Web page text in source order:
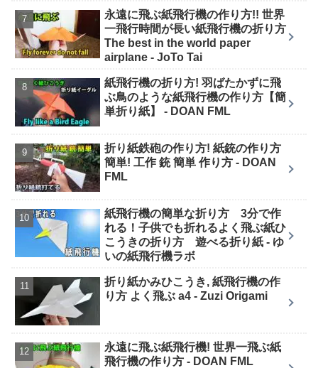
永遠に飛ぶ紙飛行機の作り方!! 世界
一飛行時間が長い紙飛行機の折り方
The best in the world paper
airplane - JoTo Tai
紙飛行機の折り方! 羽ばたかずに飛
ぶ鳥のような紙飛行機の作り方【簡
単折り紙】 - DOAN FML
折り紙鉄砲の作り方! 紙銃の作り方
簡単! 工作 銃 簡単 作り方 - DOAN
FML
紙飛行機の簡単な折り方 3分で作
れる！子供でも折れるよく飛ぶ紙ひ
こうきの折り方 遊べる折り紙 - ゆ
いの紙飛行機ラボ
折り紙かみひこうき, 紙飛行機の作
り方 よく飛ぶ a4 - Zuzi Origami
永遠に飛ぶ紙飛行機! 世界一飛ぶ紙
飛行機の作り方 - DOAN FML